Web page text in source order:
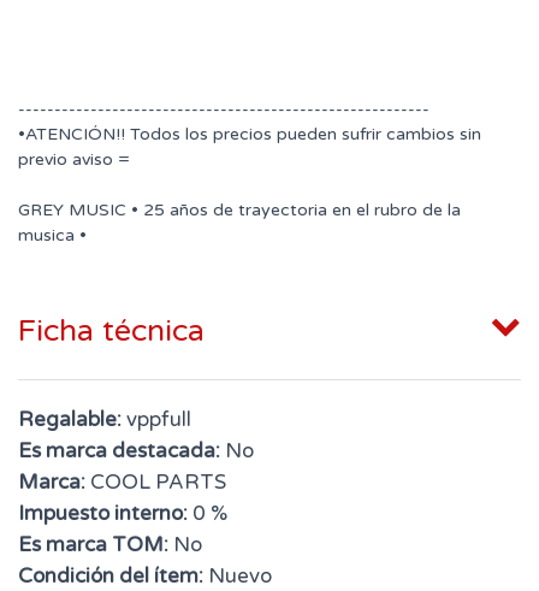
---------------------------------------------------------
•ATENCIÓN!! Todos los precios pueden sufrir cambios sin
previo aviso =
GREY MUSIC • 25 años de trayectoria en el rubro de la
musica •
Ficha técnica
Regalable:vppfull
Es marca destacada: No
Marca: COOL PARTS
Impuesto interno: 0 %
Es marca TOM: No
Condición del ítem: Nuevo